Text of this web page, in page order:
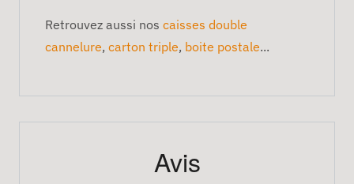
Retrouvez aussi nos caisses double
cannelure, carton triple, boite postale...
Avis